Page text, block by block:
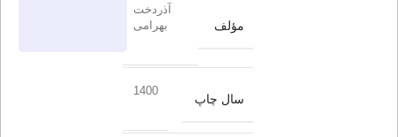
مؤلف
آذردخت
بهرامی
سال چاپ
1400